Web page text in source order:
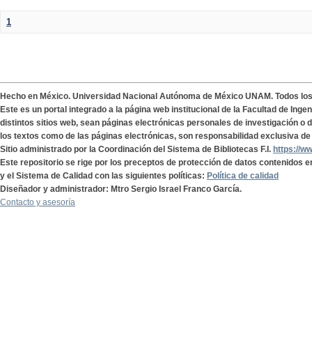
1
Hecho en México. Universidad Nacional Autónoma de México UNAM. Todos
Este es un portal integrado a la página web institucional de la Facultad de
distintos sitios web, sean páginas electrónicas personales de investigación o
los textos como de las páginas electrónicas, son responsabilidad exclusiva
Sitio administrado por la Coordinación del Sistema de Bibliotecas F.I. https://
Este repositorio se rige por los preceptos de protección de datos contenidos
y el Sistema de Calidad con las siguientes políticas: Política de calidad
Diseñador y administrador: Mtro Sergio Israel Franco García.
Contacto y asesoría